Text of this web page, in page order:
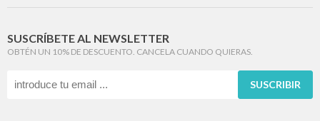
SUSCRÍBETE AL NEWSLETTER
OBTÉN UN 10% DE DESCUENTO. CANCELA CUANDO QUIERAS.
SUSCRIBIR